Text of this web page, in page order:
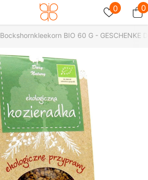
0 00
Bockshornkleekorn BIO 60 G - GESCHENKE